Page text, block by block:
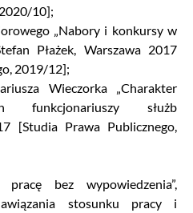
10];
„Nabory i konkursy w
Płażek, Warszawa 2017
2019/12];
Wieczorka „Charakter
funkcjonariuszy służb
[Studia Prawa Publicznego,
bez wypowiedzenia”,
stosunku pracy i